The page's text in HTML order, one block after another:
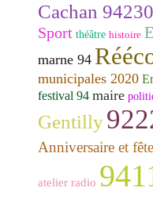
Cachan 94230
Sport théâtre histoire
marne 94
municipales 2020
festival 94 maire
Gentilly
Anniversaire et fête
atelier radio